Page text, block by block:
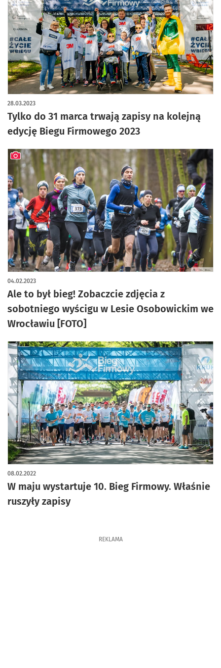
Tylko do 31 marca trwają zapisy na kolejną
edycję Biegu Firmowego 2023
28.03.2023
Ale to był bieg! Zobaczcie zdjęcia z
sobotniego wyścigu w Lesie Osobowickim we
Wrocławiu [FOTO]
04.02.2023
artykuł z galerią zdjęć
W maju wystartuje 10. Bieg Firmowy. Właśnie
ruszyły zapisy
08.02.2022
REKLAMA